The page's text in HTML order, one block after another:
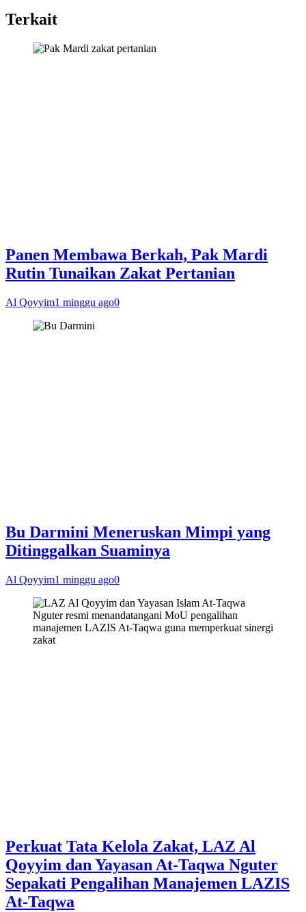
Terkait
Panen Membawa Berkah, Pak Mardi
Rutin Tunaikan Zakat Pertanian
Al Qoyyim1 minggu ago0
Bu Darmini Meneruskan Mimpi yang
Ditinggalkan Suaminya
Al Qoyyim1 minggu ago0
Perkuat Tata Kelola Zakat, LAZ Al
Qoyyim dan Yayasan At-Taqwa Nguter
Sepakati Pengalihan Manajemen LAZIS
At-Taqwa